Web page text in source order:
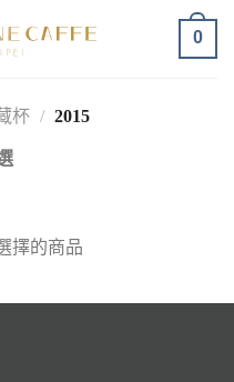
0
杯 / 2015
擇的商品